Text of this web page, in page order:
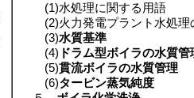
(1)水処理に関する用語
(2)火力発電プラント水処理
(3)水質基準
(4) ドラム型ボイラの水質管
(5)貫流ボイラの水質管理
(6)タービン蒸気純度